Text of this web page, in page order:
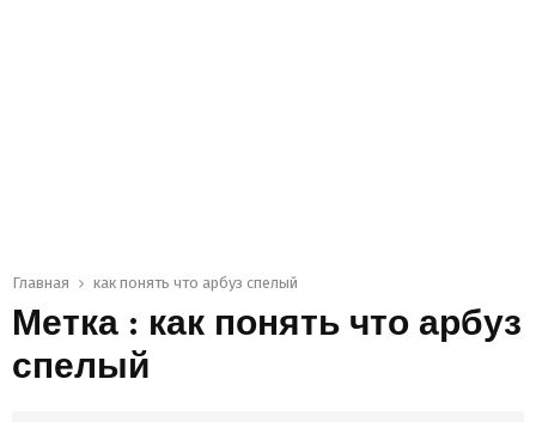
Главная как понять что арбуз спелый
Метка : как понять что арбуз
спелый